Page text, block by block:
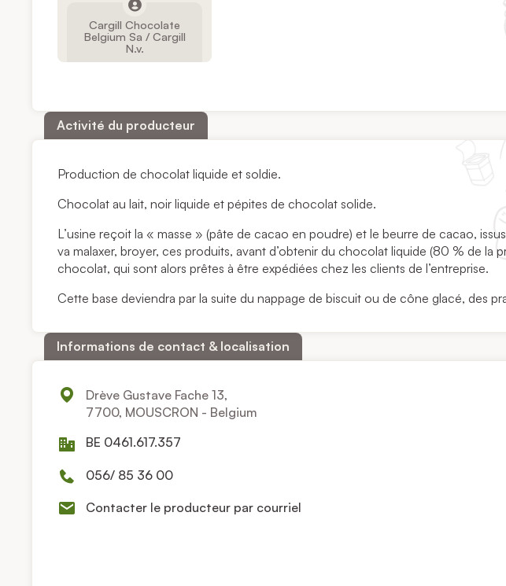
Cargill Chocolate
Belgium Sa / Cargill
N.v.
Activité du producteur
Production de chocolat liquide et soldie.
Chocolat au lait, noir liquide et pépites de chocolat solide.
L’usine reçoit la « masse » (pâte de cacao en poudre) et le beurre de cacao,
va malaxer, broyer, ces produits, avant d’obtenir du chocolat liquide (80 % de la
chocolat, qui sont alors prêtes à être expédiées chez les clients de l’entreprise.
Cette base deviendra par la suite du nappage de biscuit ou de cône glacé, des
Informations de contact & localisation
Drève Gustave Fache 13,
7700, MOUSCRON - Belgium
BE 0461.617.357
056/ 85 36 00
Contacter le producteur par courriel